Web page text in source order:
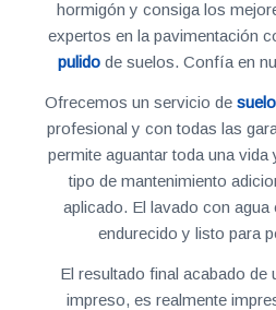
hormigón y consiga los
expertos en la pavimentación
pulido de suelos. Confía en
Ofrecemos un servicio de
profesional y con todas las
permite aguantar toda una vida
tipo de mantenimiento
aplicado. El lavado con agua
endurecido y listo para
El resultado final acabado de
impreso, es realmente